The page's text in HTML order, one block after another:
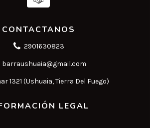
CONTACTANOS
2901630823
barraushuaia@gmail.com
1321 (Ushuaia, Tierra Del Fuego)
LEGAL